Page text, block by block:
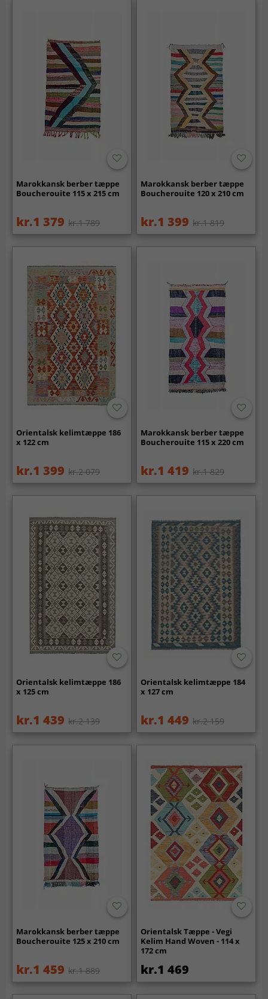
Marokkansk berber tæppe
Boucherouite 115 x 215 cm
kr.1 379 kr.1 789
Marokkansk berber tæppe
Boucherouite 120 x 210 cm
kr.1 399 kr.1 819
Orientalsk kelimtæppe 186
x 122 cm
kr.1 399 kr.2 079
Marokkansk berber tæppe
Boucherouite 115 x 220 cm
kr.1 419 kr.1 829
Orientalsk kelimtæppe 186
x 125 cm
kr.1 439 kr.2 139
Orientalsk kelimtæppe 184
x 127 cm
kr.1 449 kr.2 159
Marokkansk berber tæppe
Boucherouite 125 x 210 cm
kr.1 459 kr.1 889
Orientalsk Tæppe - Vegi
Kelim Hand Woven - 114 x
172 cm
kr.1 469